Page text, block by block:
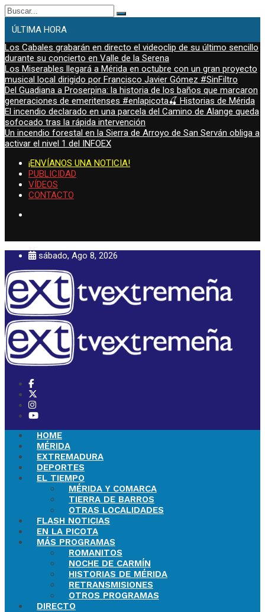
Buscar:
ÚLTIMA HORA
Los Cabales grabarán en directo el videoclip de su último sencillo
durante su concierto en Valle de la Serena
Los Miserables llegará a Mérida en octubre con un gran proyecto
musical local dirigido por Francisco Javier Gómez #SinFiltro
Del Guadiana a Proserpina: la historia de los baños que marcaron
generaciones de emeritenses #enlapicota🍒 Historias de Mérida
El incendio declarado en una parcela del Camino de Alange queda
sofocado tras la rápida intervención
Un incendio forestal en la Sierra de Arroyo de San Serván obliga a
activar el nivel 1 del INFOEX
¡ENVÍANOS UNA NOTICIA!
PUBLICIDAD
VÍDEOS
CONTACTO
sábado, Ago 8, 2026
HOME
MÉRIDA
EXTREMADURA
DEPORTES
EL TIEMPO
MÉRIDA Y COMARCA
TIERRA DE BARROS
OTRAS LOCALIDADES
FLASH NOTICIAS
EN LA PICOTA
MÁS PROGRAMAS
ROMANITOS
NOCHE DE CARMÍN
HISTORIAS DE MÉRIDA
RETRANSMISIONES
OTROS PROGRAMAS
DIRECTO